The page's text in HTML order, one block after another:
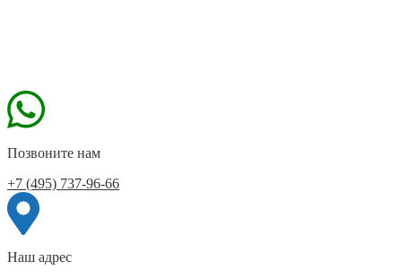
Позвоните нам
+7 (495) 737-96-66
Наш адрес